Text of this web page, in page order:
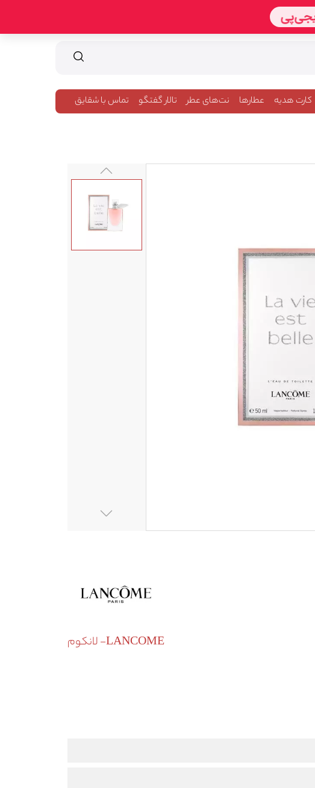
کارت هدیه عطارها نت‌های عطر تالار گفتگو تماس با شقایق
LANCOME- لانکوم